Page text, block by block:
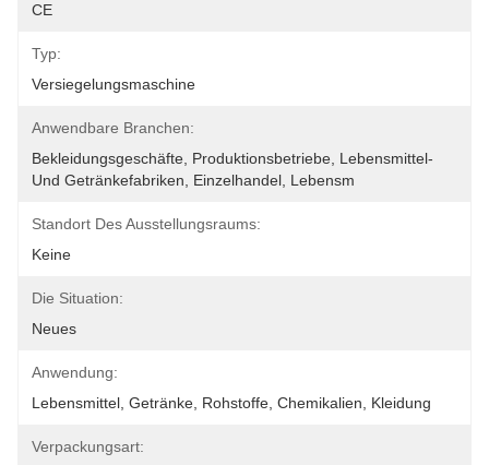
CE
Typ:
Versiegelungsmaschine
Anwendbare Branchen:
Bekleidungsgeschäfte, Produktionsbetriebe, Lebensmittel-
Und Getränkefabriken, Einzelhandel, Lebensm
Standort Des Ausstellungsraums:
Keine
Die Situation:
Neues
Anwendung:
Lebensmittel, Getränke, Rohstoffe, Chemikalien, Kleidung
Verpackungsart: